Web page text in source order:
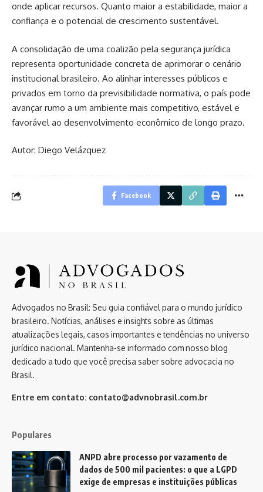
onde aplicar recursos. Quanto maior a estabilidade, maior a
confiança e o potencial de crescimento sustentável.
A consolidação de uma coalizão pela segurança jurídica
representa oportunidade concreta de aprimorar o cenário
institucional brasileiro. Ao alinhar interesses públicos e
privados em torno da previsibilidade normativa, o país pode
avançar rumo a um ambiente mais competitivo, estável e
favorável ao desenvolvimento econômico de longo prazo.
Autor: Diego Velázquez
Facebook
Advogados no Brasil: Seu guia confiável para o mundo jurídico
brasileiro. Notícias, análises e insights sobre as últimas
atualizações legais, casos importantes e tendências no universo
jurídico nacional. Mantenha-se informado com nosso blog
dedicado a tudo que você precisa saber sobre advocacia no
Brasil.
Entre em contato: contato@advnobrasil.com.br
Populares
ANPD abre processo por vazamento de
dados de 500 mil pacientes: o que a LGPD
exige de empresas e instituições públicas